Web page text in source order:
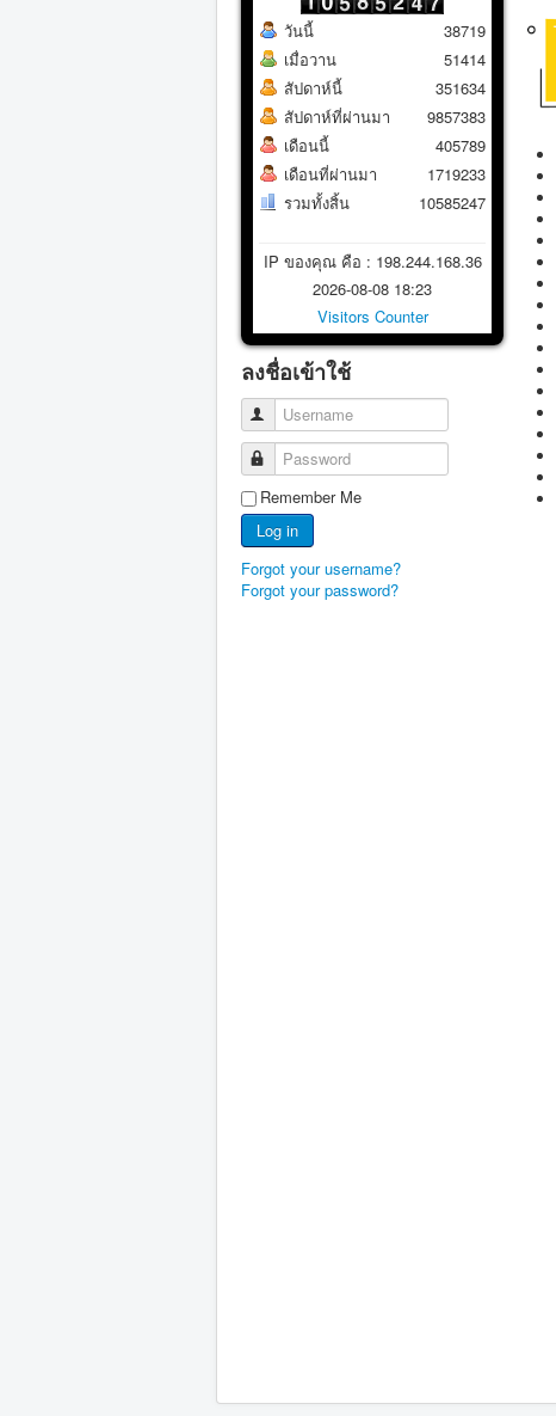
วันนี้
เมื่อวาน
สัปดาห์นี้
สัปดาห์ที่ผ่านมา
เดือนนี้
เดือนที่ผ่านมา
รวมทั้งสิ้น
38719
51414
351634
9857383
405789
1719233
10585247
IP ของคุณ คือ : 198.244.168.36
2026-08-08 18:23
Visitors Counter
ลงชื่อเข้าใช้
Username
Password
Remember Me
Log in
Forgot your username?
Forgot your password?